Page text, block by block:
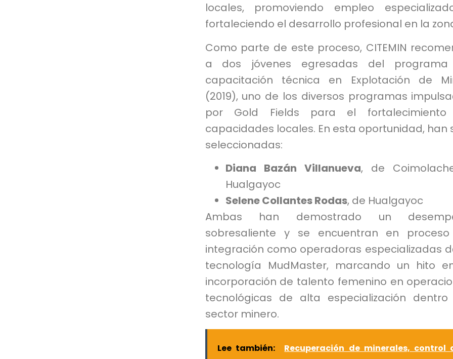
locales, promoviendo empleo
fortaleciendo el desarrollo profesional en la
Como parte de este proceso, CITEMIN
a dos jóvenes egresadas del
capacitación técnica en Explotación de
(2019), uno de los diversos programas
por Gold Fields para el
capacidades locales. En esta oportunidad, han
seleccionadas:
Diana Bazán Villanueva, de
Hualgayoc
Selene Collantes Rodas, de Hualgayoc
Ambas han demostrado un
sobresaliente y se encuentran en
integración como operadoras especializadas
tecnología MudMaster, marcando un hito
incorporación de talento femenino en
tecnológicas de alta especialización dentro
sector minero.
Lee también: Recuperación de minerales, control